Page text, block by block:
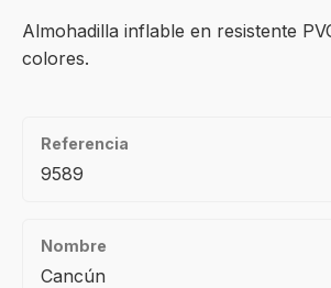
Almohadilla inflable en resistente
colores.
Referencia
9589
Nombre
Cancún